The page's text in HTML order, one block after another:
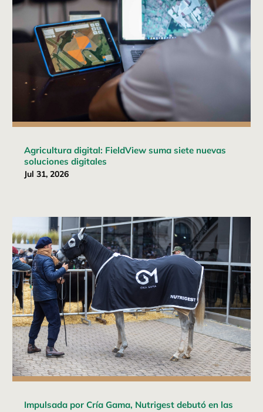
Agricultura digital: FieldView suma siete nuevas
soluciones digitales
Jul 31, 2026
Impulsada por Cría Gama, Nutrigest debutó en las